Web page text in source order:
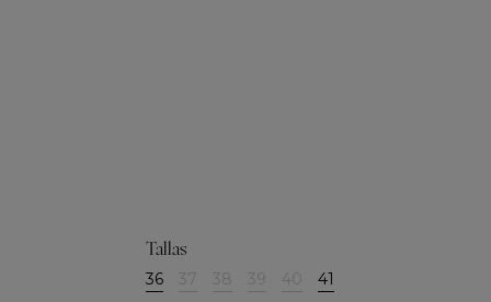
Tallas
36 37 38 39 40 41